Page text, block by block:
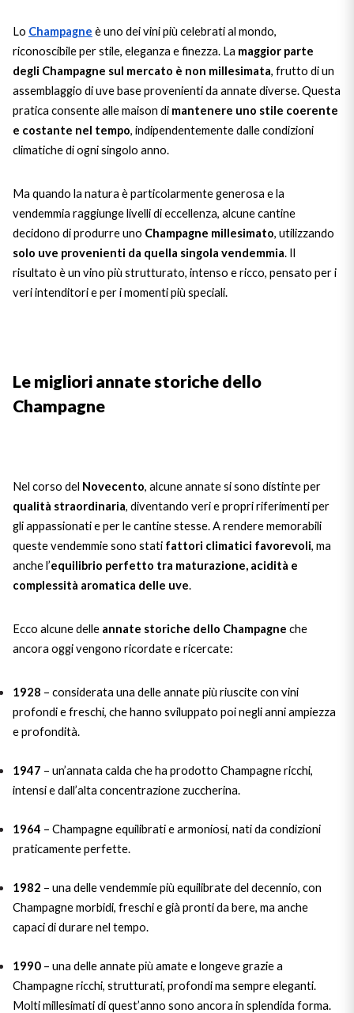
Melini
Monogram
Nino Negri
Re Manfredi
Tenuta Rapitala'
La Selvanella
REGION
Basilicata
Burgundy
Emilia Romagna
Friuli Venezia Giulia
Lombardia
Piemonte
Puglia
Sicilia
Trentino
Umbria
Veneto
Champagne Region
Negroamaro
Nero D'Avola
Pinot Grigio
Pinot Nero
Primitivo
Prosecco
Sauvignon
Soave
Syrah
Trento DOC
Alcohol Free
See all
ORIGIN
Friulian Wines
Lazio Wines
Lomabrdia Wines
Piemonte Wines
Find out more
SICILY WHITE
WINES
All the scents of the island
Find out more
Lo Champagne è uno dei vini più celebrati al mondo,
riconoscibile per stile, eleganza e finezza. La maggior parte
degli Champagne sul mercato è non millesimata, frutto di un
assemblaggio di uve base provenienti da annate diverse. Questa
pratica consente alle maison di mantenere uno stile coerente
e costante nel tempo, indipendentemente dalle condizioni
climatiche di ogni singolo anno.
Ma quando la natura è particolarmente generosa e la
vendemmia raggiunge livelli di eccellenza, alcune cantine
decidono di produrre uno Champagne millesimato, utilizzando
solo uve provenienti da quella singola vendemmia. Il
risultato è un vino più strutturato, intenso e ricco, pensato per i
veri intenditori e per i momenti più speciali.
Le migliori annate storiche dello
Champagne
Nel corso del Novecento, alcune annate si sono distinte per
qualità straordinaria, diventando veri e propri riferimenti per
gli appassionati e per le cantine stesse. A rendere memorabili
queste vendemmie sono stati fattori climatici favorevoli, ma
anche l’equilibrio perfetto tra maturazione, acidità e
complessità aromatica delle uve.
Ecco alcune delle annate storiche dello Champagne che
ancora oggi vengono ricordate e ricercate:
1928 – considerata una delle annate più riuscite con vini
profondi e freschi, che hanno sviluppato poi negli anni ampiezza
e profondità.
1947 – un’annata calda che ha prodotto Champagne ricchi,
intensi e dall’alta concentrazione zuccherina.
1964 – Champagne equilibrati e armoniosi, nati da condizioni
praticamente perfette.
1982 – una delle vendemmie più equilibrate del decennio, con
Champagne morbidi, freschi e già pronti da bere, ma anche
capaci di durare nel tempo.
1990 – una delle annate più amate e longeve grazie a
Champagne ricchi, strutturati, profondi ma sempre eleganti.
Molti millesimati di quest’anno sono ancora in splendida forma.